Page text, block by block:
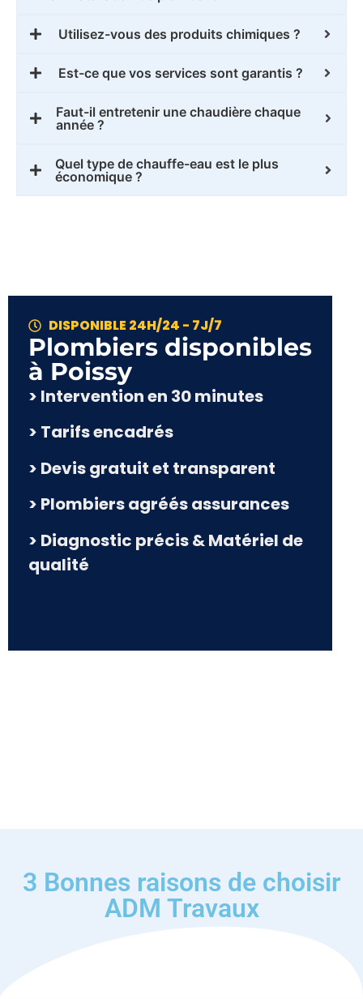
Utilisez-vous des produits chimiques ?
Est-ce que vos services sont garantis ?
Faut-il entretenir une chaudière chaque
année ?
Quel type de chauffe-eau est le plus
économique ?
DISPONIBLE 24H/24 - 7J/7
Plombiers disponibles
à Poissy​
> Intervention en 30 minutes
> Tarifs encadrés
> Devis gratuit et transparent
> Plombiers agréés assurances
> Diagnostic précis & Matériel de
qualité
3 Bonnes raisons de choisir
ADM Travaux